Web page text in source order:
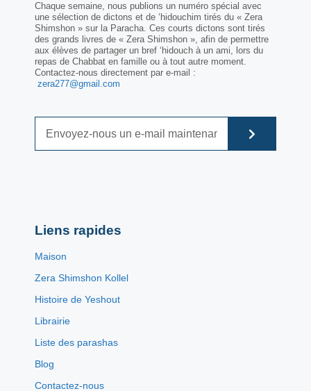
Chaque semaine, nous publions un numéro spécial avec
une sélection de dictons et de ‘hidouchim tirés du « Zera
Shimshon » sur la Paracha. Ces courts dictons sont tirés
des grands livres de « Zera Shimshon », afin de permettre
aux élèves de partager un bref ‘hidouch à un ami, lors du
repas de Chabbat en famille ou à tout autre moment.
Contactez-nous directement par e-mail :
zera277@gmail.com
Liens rapides
Maison
Zera Shimshon Kollel
Histoire de Yeshout
Librairie
Liste des parashas
Blog
Contactez-nous